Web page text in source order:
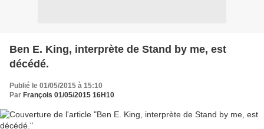
Ben E. King, interprète de Stand by me, est
décédé.
Publié le 01/05/2015 à 15:10
Par François 01/05/2015 16H10